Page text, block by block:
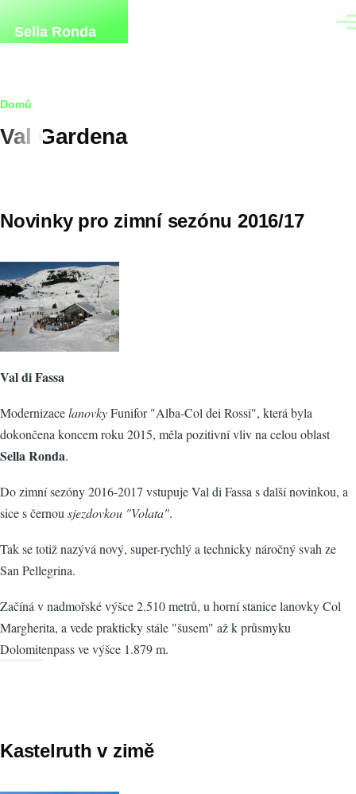
Sella Ronda
Drobečková
navigace
Domů
Val Gardena
Novinky pro zimní sezónu 2016/17
Val di Fassa
ModernizacelanovkyFunifor "Alba-Col dei Rossi", která byla
dokončena koncem roku 2015, měla pozitivní vliv na celou oblast
Sella Ronda.
Do zimní sezóny 2016-2017 vstupuje Val di Fassa s další novinkou, a
sice s černou sjezdovkou "Volata".
Tak se totiž nazývá nový, super-rychlý a technicky náročný svah ze
San Pellegrina.
Začíná v nadmořské výšce 2.510 metrů, u horní stanice lanovky Col
Margherita, a vede prakticky stále "šusem" až k průsmyku
Dolomitenpass ve výšce 1.879 m.
Kastelruth v zimě